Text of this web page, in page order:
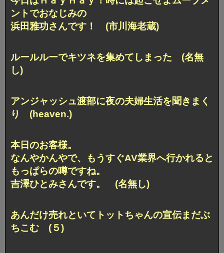
ントでおなじみの
浜田雅功さんです！ (市川海老蔵)
ルールルーでキツネを集めてしまった (名無
し)
アンジャッシュ渡部に夜の夫婦生活を聞きまく
り (heaven.)
本日のお客様。
なんやかんやで、もうすぐAV業界へ行かれると
もっぱらの噂ですね。
吉澤ひとみさんです。 (名無し)
あんだけ売れといてトットちゃんの宣伝まだぶ
ちこむ (５)